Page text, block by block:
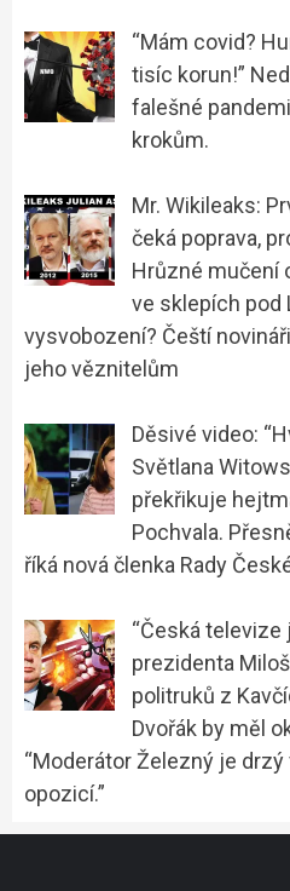
“Mám covid?
tisíc korun!”
falešné
krokům.
Mr. Wikileaks:
čeká poprava,
Hrůzné mučení
ve sklepích pod
vysvobození? Čeští
jeho věznitelům
Děsivé video:
Světlana
překřikuje
Pochvala.
říká nová členka Rady
“Česká televize
prezidenta
politruků z
Dvořák by měl
“Moderátor Železný je drzý
opozicí.”